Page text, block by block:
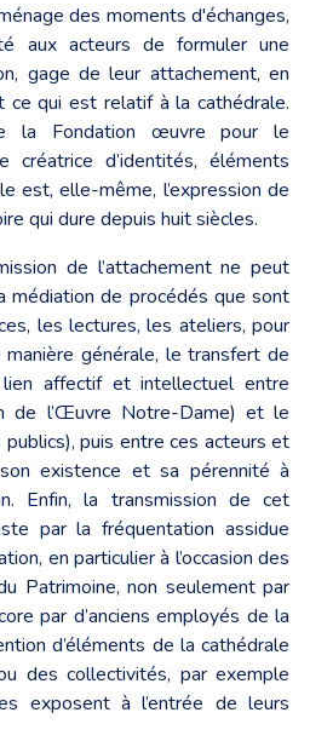
des moments d'échanges,
aux acteurs de formuler une
gage de leur attachement, en
ce qui est relatif à la cathédrale.
la Fondation œuvre pour le
créatrice d’identités, éléments
est, elle-même, l’expression de
qui dure depuis huit siècles.
de l’attachement ne peut
médiation de procédés que sont
les lectures, les ateliers, pour
générale, le transfert de
lien affectif et intellectuel entre
de l’Œuvre Notre-Dame) et le
puis entre ces acteurs et
existence et sa pérennité à
Enfin, la transmission de cet
par la fréquentation assidue
en particulier à l’occasion des
Patrimoine, non seulement par
par d’anciens employés de la
d’éléments de la cathédrale
des collectivités, par exemple
exposent à l’entrée de leurs